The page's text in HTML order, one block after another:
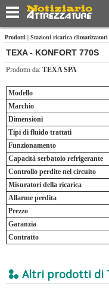
Prodotti | Stazioni ricarica climatizzatori
TEXA - KONFORT 770S
Prodotto da: TEXA SPA
Modello
Marchio
Dimensioni
Tipi di fluido trattati
Funzionamento
Capacità serbatoio refrigerante
Controllo perdite nel circuito
Misuratori della ricarica
Allarme perdita
Prezzo
Garanzia
Contratto
Altri prodotti di